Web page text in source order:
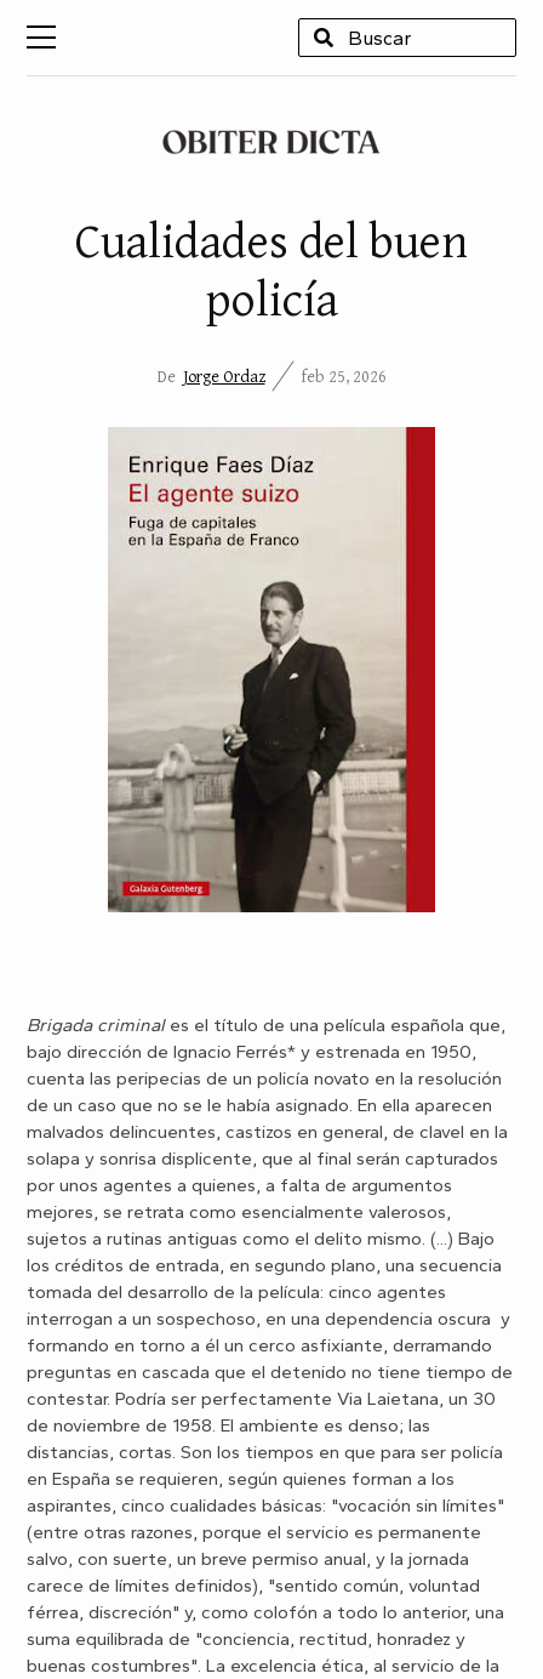
Cualidades del buen
policía
De Jorge Ordaz feb 25, 2026
Brigada criminales el título de una película española que,
bajo dirección de Ignacio Ferrés* y estrenada en 1950,
cuenta las peripecias de un policía novato en la resolución
de un caso que no se le había asignado. En ella aparecen
malvados delincuentes, castizos en general, de clavel en la
solapa y sonrisa displicente, que al final serán capturados
por unos agentes a quienes, a falta de argumentos
mejores, se retrata como esencialmente valerosos,
sujetos a rutinas antiguas como el delito mismo. (...) Bajo
los créditos de entrada, en segundo plano, una secuencia
tomada del desarrollo de la película: cinco agentes
interrogan a un sospechoso, en una dependencia oscura y
formando en torno a él un cerco asfixiante, derramando
preguntas en cascada que el detenido no tiene tiempo de
contestar. Podría ser perfectamente Via Laietana, un 30
de noviembre de 1958. El ambiente es denso; las
distancias, cortas. Son los tiempos en que para ser policía
en España se requieren, según quienes forman a los
aspirantes, cinco cualidades básicas: "vocación sin límites"
(entre otras razones, porque el servicio es permanente
salvo, con suerte, un breve permiso anual, y la jornada
carece de límites definidos), "sentido común, voluntad
férrea, discreción" y, como colofón a todo lo anterior, una
suma equilibrada de "conciencia, rectitud, honradez y
buenas costumbres". La excelencia ética, al servicio de la